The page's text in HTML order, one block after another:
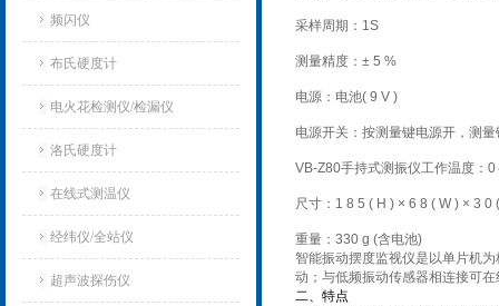
频闪仪
布氏硬度计
电火花检测仪/检漏仪
洛氏硬度计
在线式测温仪
经纬仪/全站仪
超声波探伤仪
采样周期：1S
测量精度：± 5 %
电源：电池( 9 V )
电源开关：按测量键电源开，测
VB-Z80手持式测振仪工作温度：
尺寸：1 8 5 ( H ) × 6 8 ( W ) × 3 0
重量：330 g (含电池)
智能振动摆度监视仪是以单片机
动；与低频振动传感器相连接可
二、 特点